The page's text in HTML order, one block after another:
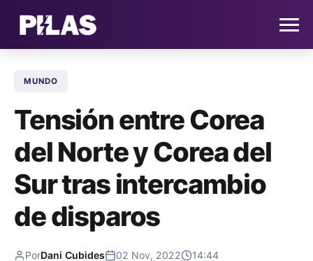
NOTICIAS
QUIÉNES SOMOS
CONTACTO
SUSCRÍBETE
MUNDO
Tensión entre Corea
del Norte y Corea del
Sur tras intercambio
de disparos
PorDani Cubides 02 Nov, 2022 14:44